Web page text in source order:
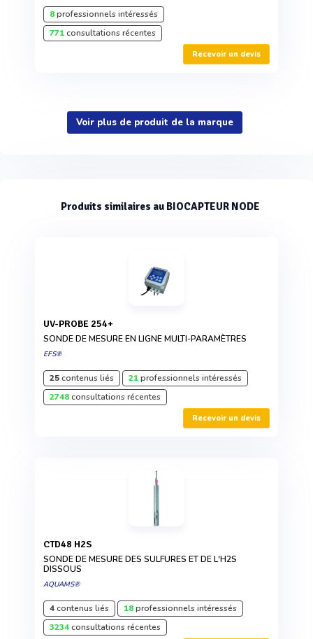
8professionnels intéressés
771consultations récentes
Recevoir un devis
Voir plus de produit de la marque
Produits similaires au BIOCAPTEUR NODE
UV-PROBE 254+
SONDE DE MESURE EN LIGNE MULTI-PARAMÈTRES
EFS®
25contenus liés 21professionnels intéressés
2748consultations récentes
Recevoir un devis
CTD48 H2S
SONDE DE MESURE DES SULFURES ET DE L'H2S
DISSOUS
AQUAMS®
4contenus liés 18professionnels intéressés
3234consultations récentes